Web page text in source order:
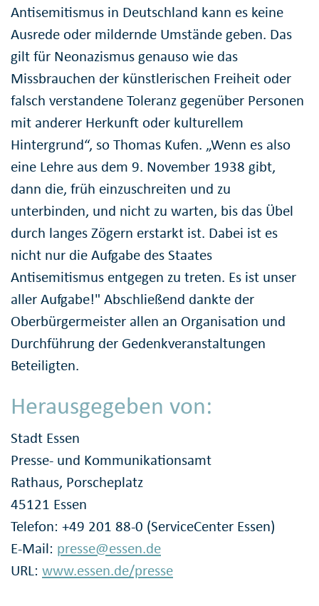
Antisemitismus in Deutschland kann es keine
Ausrede oder mildernde Umstände geben. Das
gilt für Neonazismus genauso wie das
Missbrauchen der künstlerischen Freiheit oder
falsch verstandene Toleranz gegenüber Personen
mit anderer Herkunft oder kulturellem
Hintergrund“, so Thomas Kufen. „Wenn es also
eine Lehre aus dem 9. November 1938 gibt,
dann die, früh einzuschreiten und zu
unterbinden, und nicht zu warten, bis das Übel
durch langes Zögern erstarkt ist. Dabei ist es
nicht nur die Aufgabe des Staates
Antisemitismus entgegen zu treten. Es ist unser
aller Aufgabe!" Abschließend dankte der
Oberbürgermeister allen an Organisation und
Durchführung der Gedenkveranstaltungen
Beteiligten.
Herausgegeben von:
Stadt Essen
Presse- und Kommunikationsamt
Rathaus, Porscheplatz
45121 Essen
Telefon: +49 201 88-0 (ServiceCenter Essen)
E-Mail: presse@essen.de
URL: www.essen.de/presse